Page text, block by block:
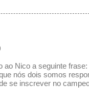
ao Nico a seguinte frase:
nós dois somos
se inscrever no